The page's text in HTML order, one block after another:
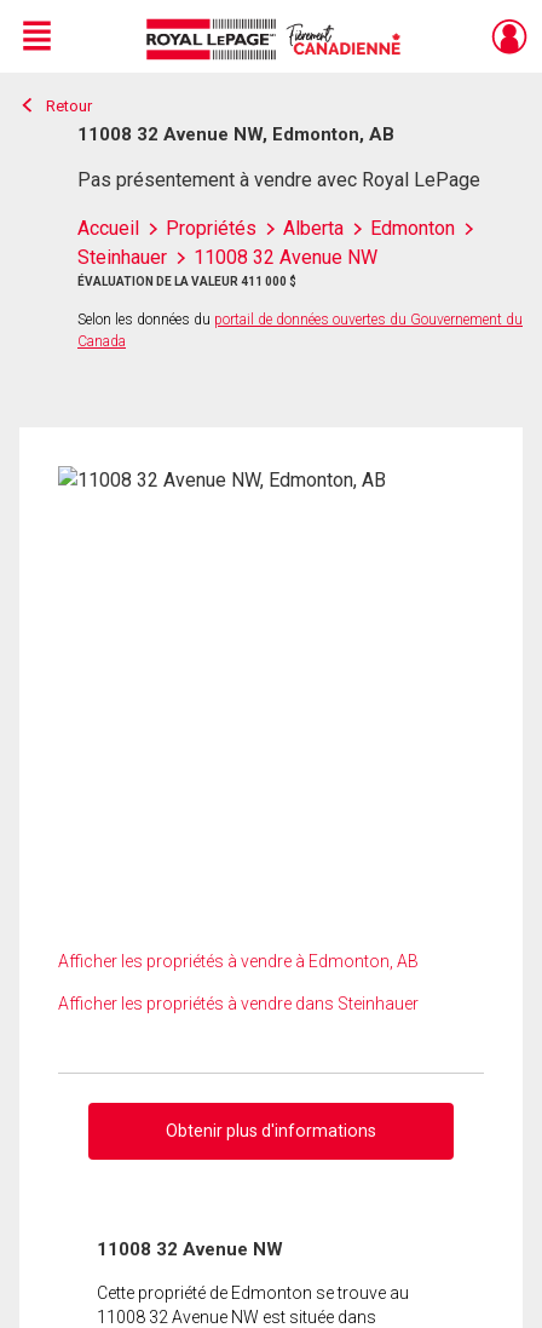
Live
En Direct
Menu
Retour
11008 32 Avenue NW, Edmonton, AB
Pas présentement à vendre avec Royal LePage
Accueil Propriétés Alberta
Edmonton
Steinhauer
11008 32 Avenue NW
ÉVALUATION DE LA VALEUR 411 000 $
Selon les données du portail de données ouvertes du Gouvernement du
Canada
Afficher les propriétés à vendre à Edmonton, AB
Afficher les propriétés à vendre dans Steinhauer
Obtenir plus d'informations
11008 32 Avenue NW
Cette propriété de Edmonton se trouve au
11008 32 Avenue NW est située dans